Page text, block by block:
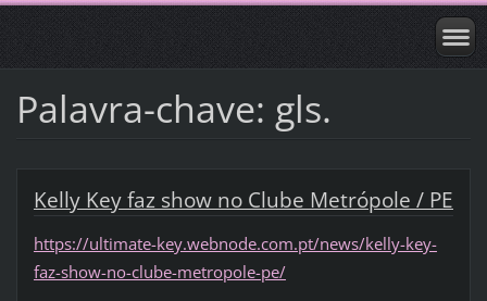
Palavra-chave: gls.
Kelly Key faz show no Clube Metrópole / PE
https://ultimate-key.webnode.com.pt/news/kelly-key-
faz-show-no-clube-metropole-pe/